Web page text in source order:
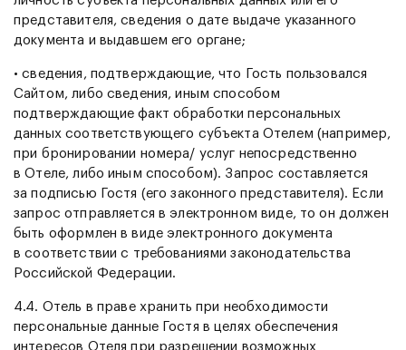
представителя, сведения о дате выдаче указанного
документа и выдавшем его органе;
• сведения, подтверждающие, что Гость пользовался
Сайтом, либо сведения, иным способом
подтверждающие факт обработки персональных
данных соответствующего субъекта Отелем (например,
при бронировании номера/ услуг непосредственно
в Отеле, либо иным способом). Запрос составляется
за подписью Гостя (его законного представителя). Если
запрос отправляется в электронном виде, то он должен
быть оформлен в виде электронного документа
в соответствии с требованиями законодательства
Российской Федерации.
4.4. Отель в праве хранить при необходимости
персональные данные Гостя в целях обеспечения
интересов Отеля при разрешении возможных